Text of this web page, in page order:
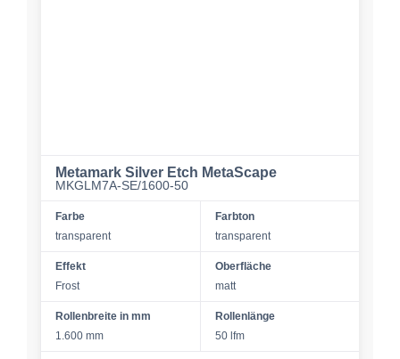
Metamark Silver Etch MetaScape
MKGLM7A-SE/1600-50
Farbe
transparent
Farbton
transparent
Effekt
Frost
Oberfläche
matt
Rollenbreite in mm
1.600 mm
Rollenlänge
50 lfm